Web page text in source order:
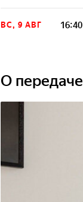
ВС, 9 АВГ 16:40
О передаче